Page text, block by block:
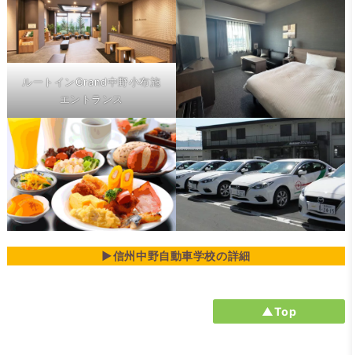
ルートインGrand中野小布施
エントランス
▶信州中野自動車学校の詳細
▲Top